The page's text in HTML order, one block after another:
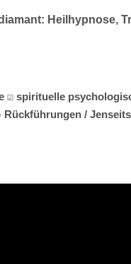
Heilhypnose,
☑️ spirituelle
/